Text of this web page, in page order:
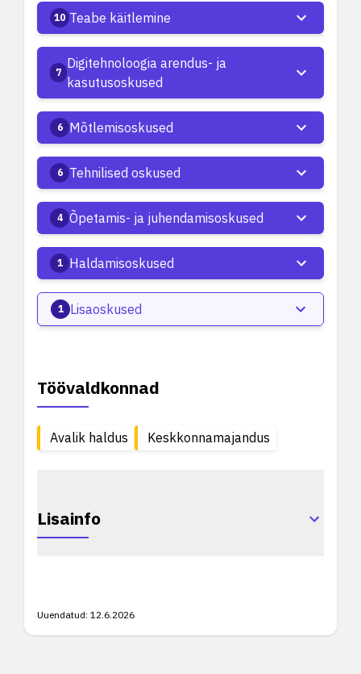
10 Teabe käitlemine
7
Digitehnoloogia arendus- ja
kasutusoskused
6 Mõtlemisoskused
6 Tehnilised oskused
4 Õpetamis- ja juhendamisoskused
1 Haldamisoskused
1 Lisaoskused
Töövaldkonnad
Avalik haldus Keskkonnamajandus
Lisainfo
Uuendatud: 12.6.2026